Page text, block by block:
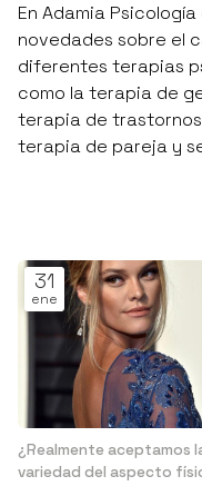
En Adamia
novedades sobre el
diferentes terapias
como la terapia de
terapia de
terapia de pareja y
31
ene
¿Realmente aceptamos
variedad del aspecto